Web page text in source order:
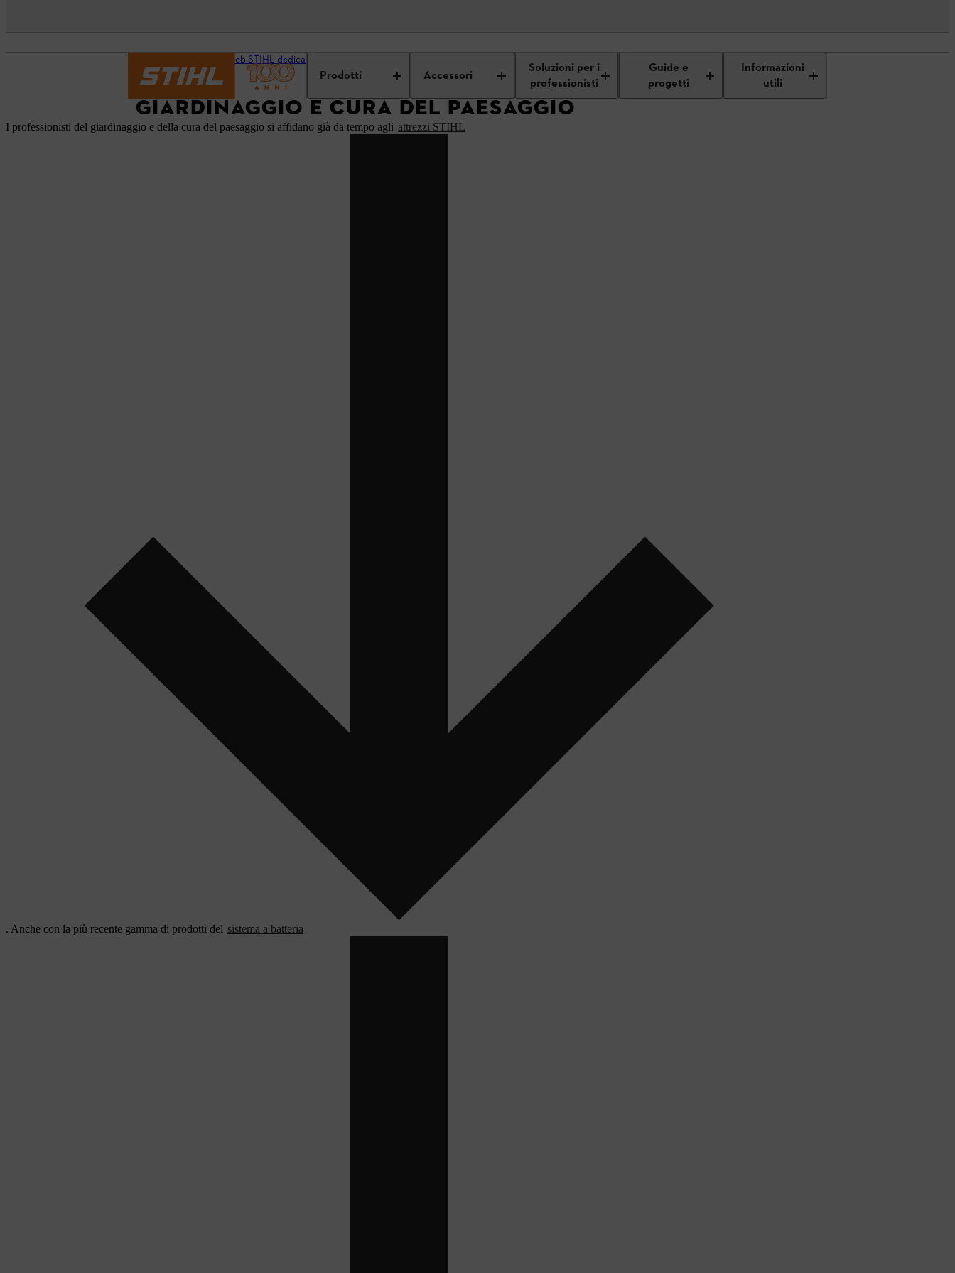
Prodotti Accessori
Soluzioni per i
professionisti
Guide e
progetti
Informazioni
utili
Il sito web STIHL dedicato ai professionisti Giardinaggio e cura del paesaggio
GIARDINAGGIO E CURA DEL PAESAGGIO
I professionisti del giardinaggio e della cura del paesaggio si affidano già da tempo agli attrezzi STIHL
. Anche con la più recente gamma di prodotti del sistema a batteria